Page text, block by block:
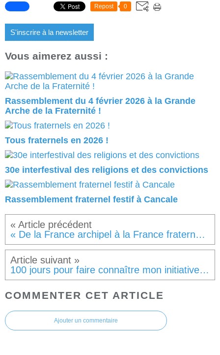
Repost 0
S'inscrire à la newsletter
Vous aimerez aussi :
Rassemblement du 4 février 2026 à la Grande
Arche de la Fraternité !
Tous fraternels en 2026 !
30e interfestival des religions et des convictions
Rassemblement fraternel festif à Cancale
« De la France archipel à la France fraternelle » 100 jours pour relever le défi jusqu'au 4 février 2025
100 jours pour faire connaître mon initiative pour la fraternité !
COMMENTER CET ARTICLE
Ajouter un commentaire